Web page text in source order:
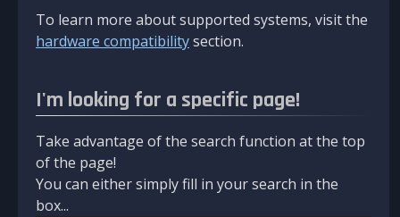
To learn more about supported systems, visit the
hardware compatibilitysection.
I'm looking for a specific page!
Take advantage of the search function at the top
of the page!
You can either simply fill in your search in the
box...